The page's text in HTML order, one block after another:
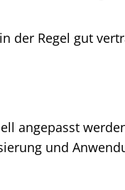
der Regel gut
angepasst
und